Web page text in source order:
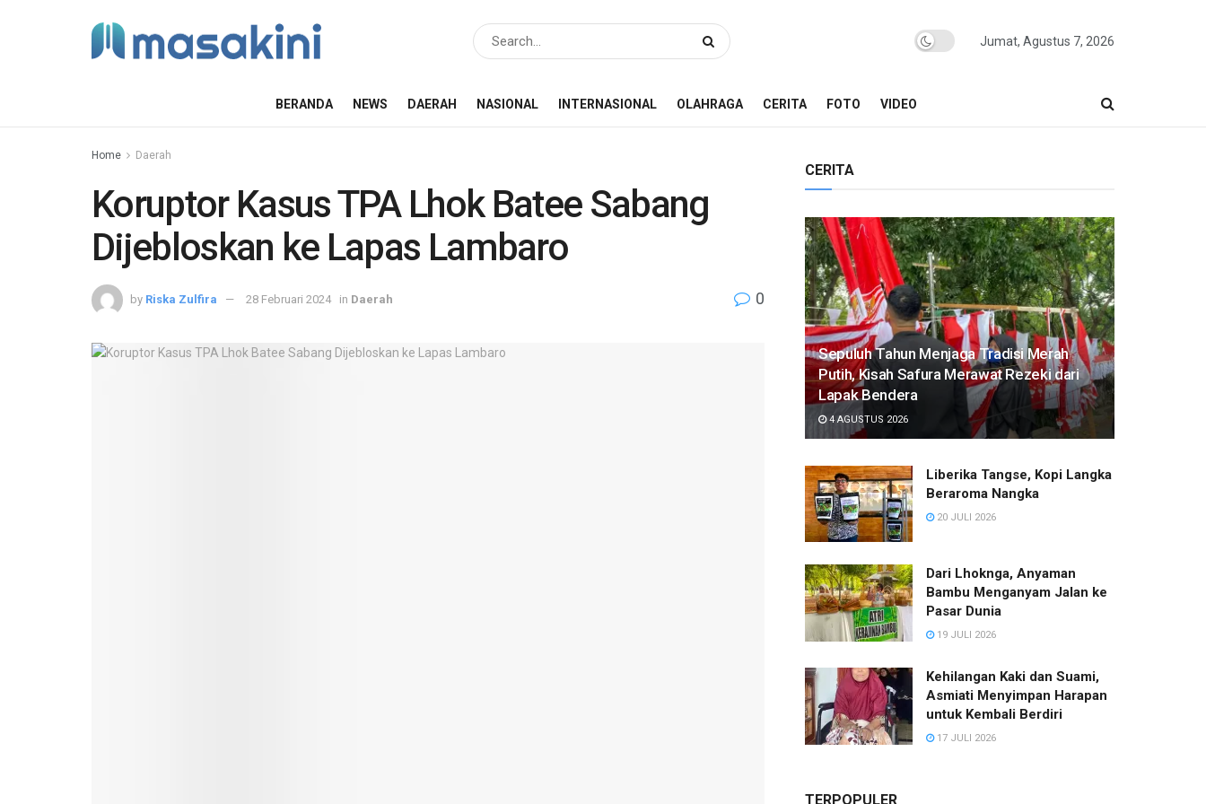
Jumat, Agustus 7, 2026
BERANDA NEWS DAERAH NASIONAL INTERNASIONAL OLAHRAGA CERITA FOTO VIDEO
Home Daerah
Koruptor Kasus TPA Lhok Batee Sabang
Dijebloskan ke Lapas Lambaro
by Riska Zulfira 28 Februari 2024 in Daerah 0
CERITA
Sepuluh Tahun Menjaga Tradisi Merah
Putih, Kisah Safura Merawat Rezeki dari
Lapak Bendera
4 AGUSTUS 2026
Liberika Tangse, Kopi Langka
Beraroma Nangka
20 JULI 2026
Dari Lhoknga, Anyaman
Bambu Menganyam Jalan ke
Pasar Dunia
19 JULI 2026
Kehilangan Kaki dan Suami,
Asmiati Menyimpan Harapan
untuk Kembali Berdiri
17 JULI 2026
TERPOPULER